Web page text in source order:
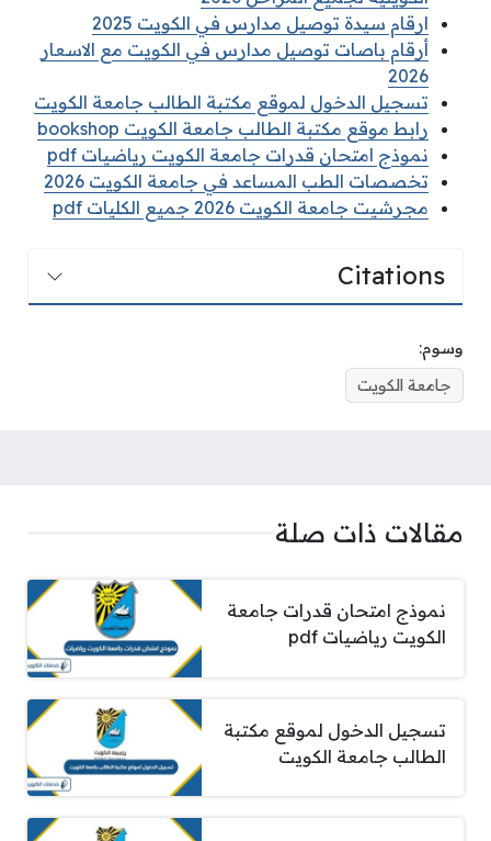
ارقام سيدة توصيل مدارس في الكويت 2025
أرقام باصات توصيل مدارس في الكويت مع الاسعار
2026
تسجيل الدخول لموقع مكتبة الطالب جامعة الكويت
رابط موقع مكتبة الطالب جامعة الكويت bookshop
نموذج امتحان قدرات جامعة الكويت رياضيات pdf
تخصصات الطب المساعد في جامعة الكويت 2026
مجرشيت جامعة الكويت 2026 جميع الكليات pdf
Citations
وسوم:
جامعة الكويت
مقالات ذات صلة
نموذج امتحان قدرات جامعة
الكويت رياضيات pdf
تسجيل الدخول لموقع مكتبة
الطالب جامعة الكويت